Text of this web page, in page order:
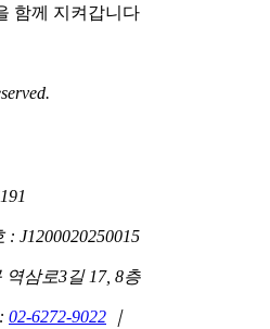
함께 지켜갑니다
J1200020250015
삼로3길 17, 8층
02-6272-9022 ｜